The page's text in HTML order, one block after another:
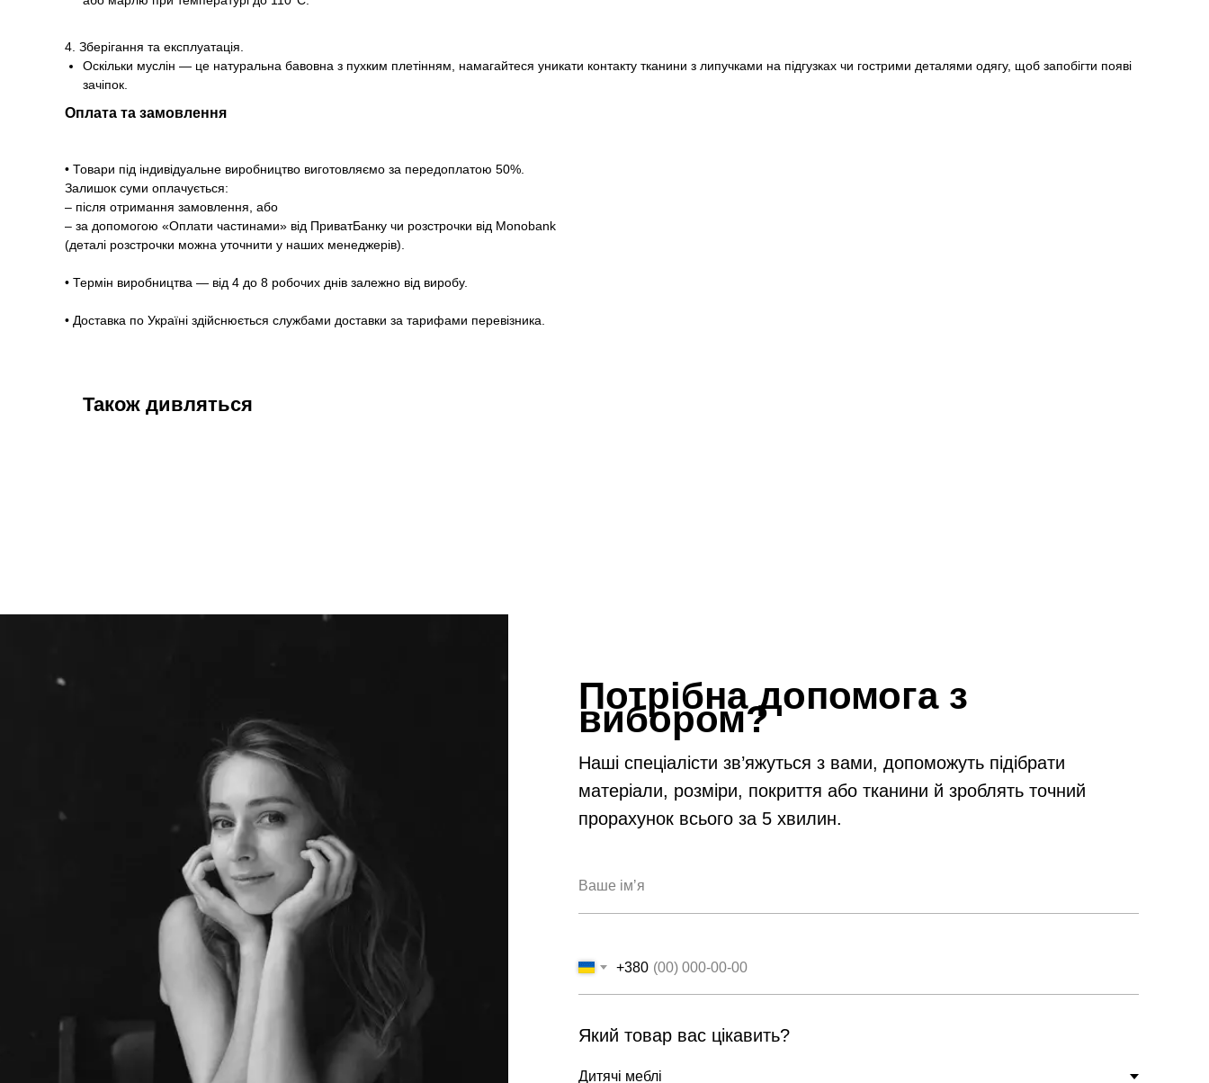
4. Зберігання та експлуатація.
Оскільки муслін — це натуральна бавовна з пухким плетінням, намагайтеся уникати контакту тканини з липучками на підгузках чи гострими деталями одягу, щоб запобігти появі
зачіпок.
Оплата та замовлення
• Товари під індивідуальне виробництво виготовляємо за передоплатою 50%.
Залишок суми оплачується:
– після отримання замовлення, або
– за допомогою «Оплати частинами» від ПриватБанку чи розстрочки від Monobank
(деталі розстрочки можна уточнити у наших менеджерів).
• Термін виробництва — від 4 до 8 робочих днів залежно від виробу.
• Доставка по Україні здійснюється службами доставки за тарифами перевізника.
Також дивляться
Потрібна допомога з
вибором?
Наші спеціалісти зв’яжуться з вами, допоможуть підібрати
матеріали, розміри, покриття або тканини й зроблять точний
прорахунок всього за 5 хвилин.
+380
Який товар вас цікавить?